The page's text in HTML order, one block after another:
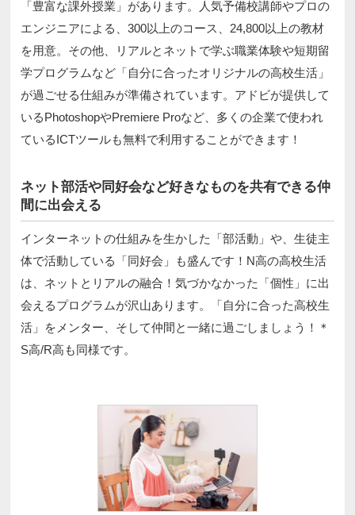
「豊富な課外授業」があります。人気予備校講師やプロの
エンジニアによる、300以上のコース、24,800以上の教材
を用意。その他、リアルとネットで学ぶ職業体験や短期留
学プログラムなど「自分に合ったオリジナルの高校生活」
が過ごせる仕組みが準備されています。アドビが提供して
いるPhotoshopやPremiere Proなど、多くの企業で使われ
ているICTツールも無料で利用することができます！
ネット部活や同好会など好きなものを共有できる仲
間に出会える
インターネットの仕組みを生かした「部活動」や、生徒主
体で活動している「同好会」も盛んです！N高の高校生活
は、ネットとリアルの融合！気づかなかった「個性」に出
会えるプログラムが沢山あります。「自分に合った高校生
活」をメンター、そして仲間と一緒に過ごしましょう！＊
S高/R高も同様です。